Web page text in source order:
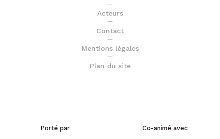
Acteurs
Contact
Mentions légales
Plan du site
Porté par Co-animé avec